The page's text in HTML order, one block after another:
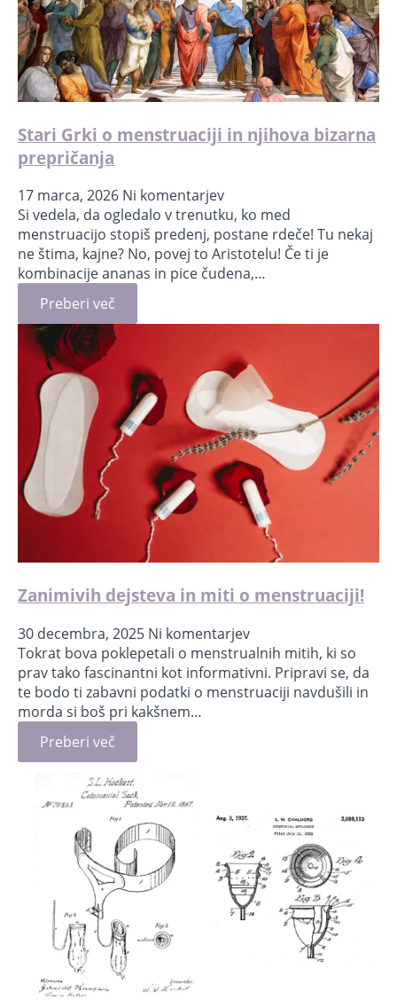
Stari Grki o menstruaciji in njihova bizarna
prepričanja
17 marca, 2026 Ni komentarjev
Si vedela, da ogledalo v trenutku, ko med
menstruacijo stopiš predenj, postane rdeče! Tu nekaj
ne štima, kajne? No, povej to Aristotelu! Če ti je
kombinacije ananas in pice čudena,…
Preberi več
Zanimivih dejsteva in miti o menstruaciji!
30 decembra, 2025 Ni komentarjev
Tokrat bova poklepetali o menstrualnih mitih, ki so
prav tako fascinantni kot informativni. Pripravi se, da
te bodo ti zabavni podatki o menstruaciji navdušili in
morda si boš pri kakšnem…
Preberi več